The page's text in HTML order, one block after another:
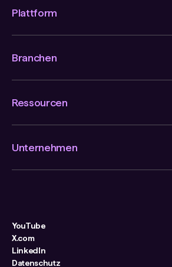
Plattform
Branchen
Ressourcen
Unternehmen
YouTube
X.com
LinkedIn
Datenschutz